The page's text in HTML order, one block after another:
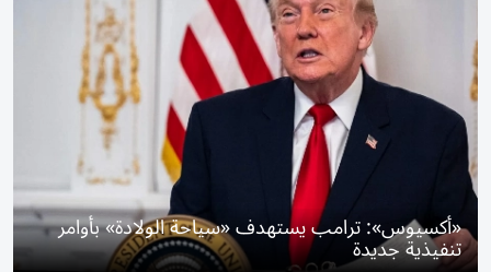
«أكسيوس»: ترامب يستهدف «سياحة الولادة» بأوامر
تنفيذية جديدة